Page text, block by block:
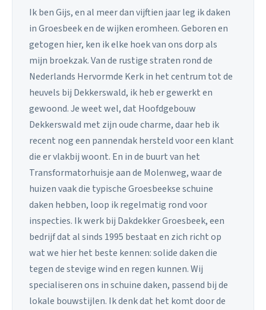
Ik ben Gijs, en al meer dan vijftien jaar leg ik daken
in Groesbeek en de wijken eromheen. Geboren en
getogen hier, ken ik elke hoek van ons dorp als
mijn broekzak. Van de rustige straten rond de
Nederlands Hervormde Kerk in het centrum tot de
heuvels bij Dekkerswald, ik heb er gewerkt en
gewoond. Je weet wel, dat Hoofdgebouw
Dekkerswald met zijn oude charme, daar heb ik
recent nog een pannendak hersteld voor een klant
die er vlakbij woont. En in de buurt van het
Transformatorhuisje aan de Molenweg, waar de
huizen vaak die typische Groesbeekse schuine
daken hebben, loop ik regelmatig rond voor
inspecties. Ik werk bij Dakdekker Groesbeek, een
bedrijf dat al sinds 1995 bestaat en zich richt op
wat we hier het beste kennen: solide daken die
tegen de stevige wind en regen kunnen. Wij
specialiseren ons in schuine daken, passend bij de
lokale bouwstijlen. Ik denk dat het komt door de